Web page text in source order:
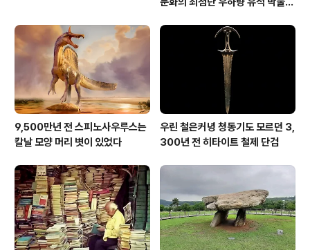
9,500만년 전 스피노사우루스는
칼날 모양 머리 볏이 있었다
우린 철은커녕 청동기도 모르던 3,
300년 전 히타이트 철제 단검